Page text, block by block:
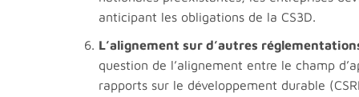
anticipant les obligations de la CS3D.
L’alignement sur d’autres
question de l’alignement entre le champ
rapports sur le développement durable